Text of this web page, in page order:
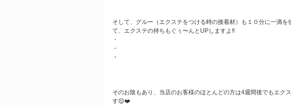
そして、グルー（エクステをつける時の接着材）も１０分に一滴
て、エクステの持ちもぐぅ〜んとUPしますよ‼️
・
・
・
そのお陰もあり、当店のお客様のほとんどの方は4週間後でもエク
す😌❤️